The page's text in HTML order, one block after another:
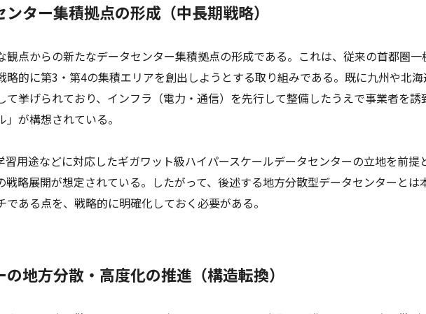
ター集積拠点の形成（中長期戦略）
観点からの新たなデータセンター集積拠点の形成である。これは、従来の首都圏一
略的に第3・第4の集積エリアを創出しようとする取り組みである。既に九州や北
て挙げられており、インフラ（電力・通信）を先行して整備したうえで事業者を誘
が構想されている。
習用途などに対応したギガワット級ハイパースケールデータセンターの立地を前提
戦略展開が想定されている。したがって、後述する地方分散型データセンターとは
ある点を、戦略的に明確化しておく必要がある。
地方分散・高度化の推進（構造転換）